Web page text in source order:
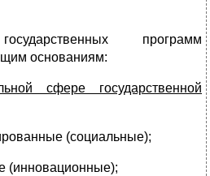
программ
основаниям:
сфере государственной
(социальные);
(инновационные);